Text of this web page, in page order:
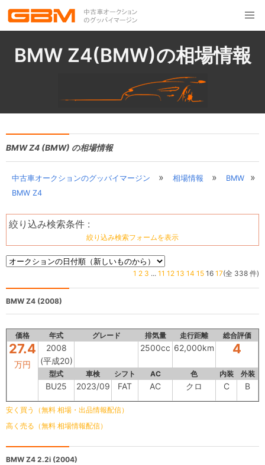
BMW Z4(BMW)の相場情報
BMW Z4 (BMW) の相場情報
中古車オークションのグッバイマージン » 相場情報 » BMW »
BMW Z4
絞り込み検索条件 :
絞り込み検索フォームを表示
1 2 3 ... 11 12 13 14 15 16 17(全 338 件)
BMW Z4 (2008)
価格 年式 グレード 排気量 走行距離 総合評価
27.4
万円
2008
(平成20)
2500cc 62,000km 4
型式 車検 シフト AC 色 内装 外装
BU25 2023/09 FAT AC クロ C B
安く買う（無料 相場・出品情報配信）
高く売る（無料 相場情報配信）
BMW Z4 2.2i (2004)